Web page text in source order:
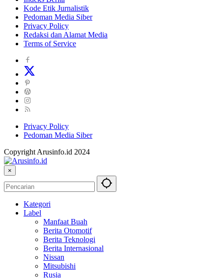
Kode Etik Jurnalistik
Pedoman Media Siber
Privacy Policy
Redaksi dan Alamat Media
Terms of Service
Privacy Policy
Pedoman Media Siber
Copyright Arusinfo.id 2024
×
Kategori
Label
Manfaat Buah
Berita Otomotif
Berita Teknologi
Berita Internasional
Nissan
Mitsubishi
Rusia